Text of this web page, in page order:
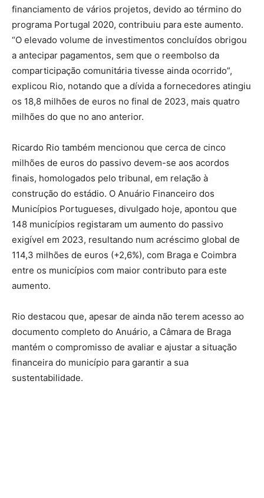
financiamento de vários projetos, devido ao término do
programa Portugal 2020, contribuiu para este aumento.
“O elevado volume de investimentos concluídos obrigou
a antecipar pagamentos, sem que o reembolso da
comparticipação comunitária tivesse ainda ocorrido”,
explicou Rio, notando que a dívida a fornecedores atingiu
os 18,8 milhões de euros no final de 2023, mais quatro
milhões do que no ano anterior.
Ricardo Rio também mencionou que cerca de cinco
milhões de euros do passivo devem-se aos acordos
finais, homologados pelo tribunal, em relação à
construção do estádio. O Anuário Financeiro dos
Municípios Portugueses, divulgado hoje, apontou que
148 municípios registaram um aumento do passivo
exigível em 2023, resultando num acréscimo global de
114,3 milhões de euros (+2,6%), com Braga e Coimbra
entre os municípios com maior contributo para este
aumento.
Rio destacou que, apesar de ainda não terem acesso ao
documento completo do Anuário, a Câmara de Braga
mantém o compromisso de avaliar e ajustar a situação
financeira do município para garantir a sua
sustentabilidade.